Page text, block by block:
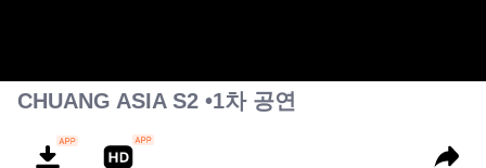
CHUANG ASIA S2 •1차 공연